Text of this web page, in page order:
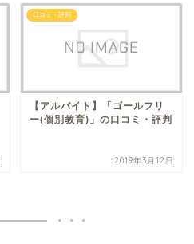
口コミ・評判
【アルバイト】「ゴールフリ
ー(個別教育)」の口コミ・評判
2019年3月12日